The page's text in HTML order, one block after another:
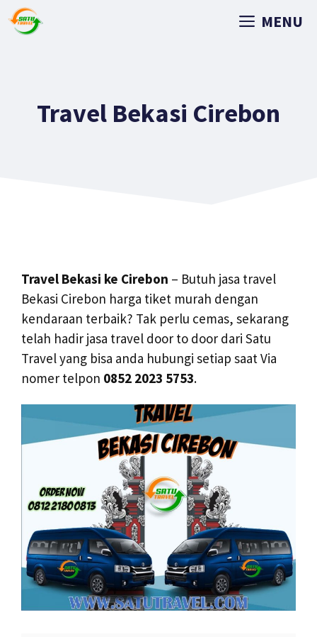
MENU
Travel Bekasi Cirebon
Travel Bekasi ke Cirebon – Butuh jasa travel
Bekasi Cirebon harga tiket murah dengan
kendaraan terbaik? Tak perlu cemas, sekarang
telah hadir jasa travel door to door dari Satu
Travel yang bisa anda hubungi setiap saat Via
nomer telpon 0852 2023 5753.